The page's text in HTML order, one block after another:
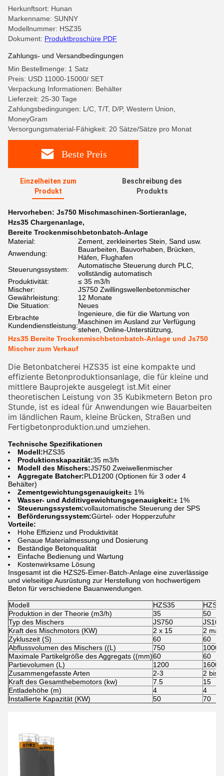
Herkunftsort: Hunan
Markenname: SUNNY
Modellnummer: HSZ35
Dokument: Produktbroschüre PDF
Zahlungs- und Versandbedingungen
Min Bestellmenge: 1 Satz
Preis: USD 11000-15000/ SET
Verpackung Informationen: Behälter
Lieferzeit: 25-30 Tage
Zahlungsbedingungen: L/C, T/T, D/P, Western Union,
MoneyGram
Versorgungsmaterial-Fähigkeit: 20 Sätze/Sätze pro Monat
Beste Preis
Einzelheiten zum
Produkt
Beschreibung des
Produkts
Hervorheben: Js750 Mischmaschinen-Sortieranlage,
Hzs35 Chargenanlage,
Bereite Trockenmischbetonbatch-Anlage
Material:
Zement, zerkleinertes Stein, Sand usw.
Anwendung:
Bauarbeiten, Bauvorhaben, Brücken,
Häfen, Flughafen
Steuerungssystem:
Automatische Steuerung durch PLC,
vollständig automatisch
Produktivität:
≤ 35 m3/h
Mischer:
JS750 Zwillingswellenbetonmischer
Gewährleistung:
12 Monate
Die Situation:
Neues
Erbrachte
Kundendienstleistung:
Ingenieure, die für die Wartung von
Maschinen im Ausland zur Verfügung
stehen, Online-Unterstützung,
Hzs35 Bereite Trockenmischbetonbatch-Anlage und Js750
Mischer zum Verkauf
Die Betonbatcherei HZS35 ist eine kompakte und
effiziente Betonproduktionsanlage, die für kleine und
mittlere Bauprojekte ausgelegt ist.Mit einer
theoretischen Leistung von 35 Kubikmetern Beton pro
Stunde, ist es ideal für Anwendungen wie Bauarbeiten
im ländlichen Raum, kleine Brücken, Straßen und
Fertigbetonproduktion.und umziehen.
Technische Spezifikationen
Modell:HZS35
Produktionskapazität:35 m3/h
Modell des Mischers:JS750 Zweiwellenmischer
Aggregate Batcher:PLD1200 (Optionen für 3 oder 4
Behälter)
Zementgewichtungsgenauigkeit± 1%
Wasser- und Additivgewichtungsgenauigkeit:± 1%
Steuerungssystem:vollautomatische Steuerung der SPS
Beförderungssystem:Gürtel- oder Hopperzufuhr
Vorteile:
Hohe Effizienz und Produktivität
Genaue Materialmessung und Dosierung
Beständige Betonqualität
Einfache Bedienung und Wartung
Kostenwirksame Lösung
Insgesamt ist die HZS25-Eimer-Batch-Anlage eine zuverlässige
und vielseitige Ausrüstung zur Herstellung von hochwertigem
Beton für verschiedene Bauanwendungen.
Modell HZS35
Produktion in der Theorie (m3/h)
35
50
Typ des Mischers
JS750
Kraft des Mischmotors (KW)
2 x 15
2 mal
Zykluszeit (S)
60
60
Abflussvolumen des Mischers ((L)
750
1000
Maximale Partikelgröße des Aggregats ((mm)60
60
Partievolumen (L)
1200
1600
Zusammengefasste Arten
2-3
2 bis 4
Kraft des Gesamthebemotors (kw)
7.5
15
Entladehöhe (m)
4
4
Installierte Kapazität (KW)
50 70